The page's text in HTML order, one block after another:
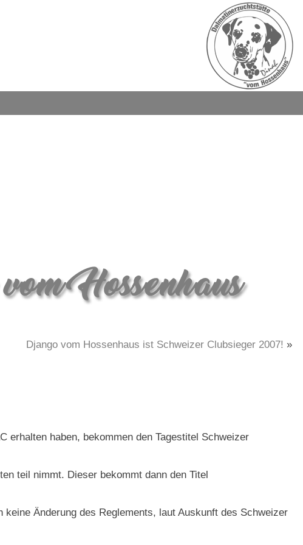
Django vom Hossenhaus ist Schweizer Clubsieger 2007! »
erhalten haben, bekommen den Tagestitel Schweizer
teil nimmt. Dieser bekommt dann den Titel
Änderung des Reglements, laut Auskunft des Schweizer